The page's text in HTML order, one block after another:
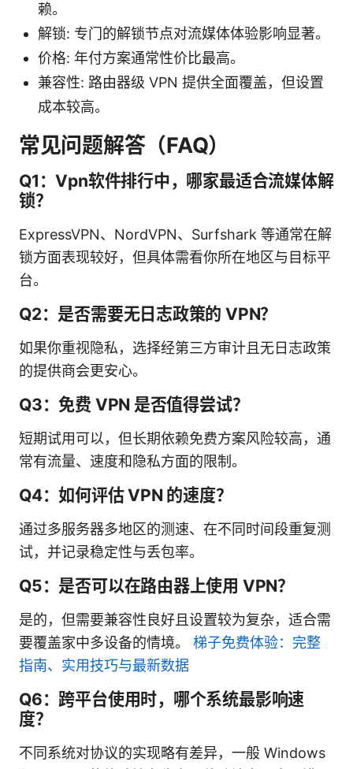
赖。
解锁: 专门的解锁节点对流媒体体验影响显著。
价格: 年付方案通常性价比最高。
兼容性: 路由器级 VPN 提供全面覆盖，但设置
成本较高。
常见问题解答（FAQ）
Q1：Vpn软件排行中，哪家最适合流媒体解
锁？
ExpressVPN、NordVPN、Surfshark 等通常在解
锁方面表现较好，但具体需看你所在地区与目标平
台。
Q2：是否需要无日志政策的 VPN？
如果你重视隐私，选择经第三方审计且无日志政策
的提供商会更安心。
Q3：免费 VPN 是否值得尝试？
短期试用可以，但长期依赖免费方案风险较高，通
常有流量、速度和隐私方面的限制。
Q4：如何评估 VPN 的速度？
通过多服务器多地区的测速、在不同时间段重复测
试，并记录稳定性与丢包率。
Q5：是否可以在路由器上使用 VPN？
是的，但需要兼容性良好且设置较为复杂，适合需
要覆盖家中多设备的情境。 梯子免费体验：完整
指南、实用技巧与最新数据
Q6：跨平台使用时，哪个系统最影响速
度？
不同系统对协议的实现略有差异，一般 Windows